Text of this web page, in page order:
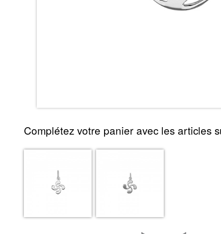
Complétez votre panier avec les articles